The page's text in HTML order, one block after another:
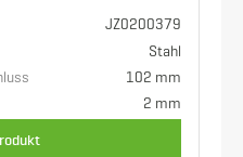
JZ0200379
Stahl
102 mm
2 mm